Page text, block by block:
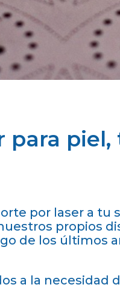
para
por laser a
propios
de los últimos
a la